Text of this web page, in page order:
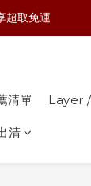
超取免運
清單 Layer /
清